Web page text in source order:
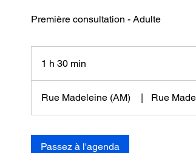
Première consultation - Adulte
1 h 30 min
3
0
n
Rue Madeleine (AM) | Rue
Passez à l'agenda